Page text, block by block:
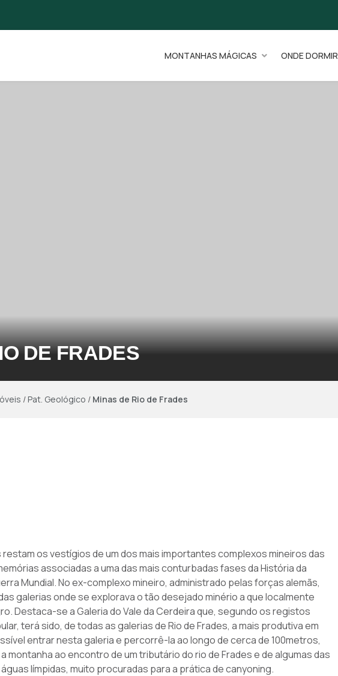
MONTANHAS MÁGICAS ONDE DORMIR
DE FRADES
/Pat. Geológico / Minas de Rio de Frades
restam os vestígios de um dos mais importantes complexos mineiros das
associadas a uma das mais conturbadas fases da História da
Mundial. No ex-complexo mineiro, administrado pelas forças alemãs,
galerias onde se explorava o tão desejado minério a que localmente
Destaca-se a Galeria do Vale da Cerdeira que, segundo os registos
terá sido, de todas as galerias de Rio de Frades, a mais produtiva em
entrar nesta galeria e percorrê-la ao longo de cerca de 100metros,
montanha ao encontro de um tributário do rio de Frades e de algumas das
límpidas, muito procuradas para a prática de canyoning.